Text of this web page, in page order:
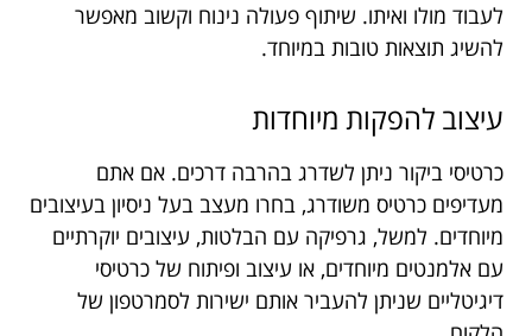
לעבוד מולו ואיתו. שיתוף פעולה נינוח וקשוב מאפשר
להשיג תוצאות טובות במיוחד.
עיצוב להפקות מיוחדות
כרטיסי ביקור ניתן לשדרג בהרבה דרכים. אם אתם
מעדיפים כרטיס משודרג, בחרו מעצב בעל ניסיון בעיצובים
מיוחדים. למשל, גרפיקה עם הבלטות, עיצובים יוקרתיים
עם אלמנטים מיוחדים, או עיצוב ופיתוח של כרטיסי
דיגיטליים שניתן להעביר אותם ישירות לסמרטפון של